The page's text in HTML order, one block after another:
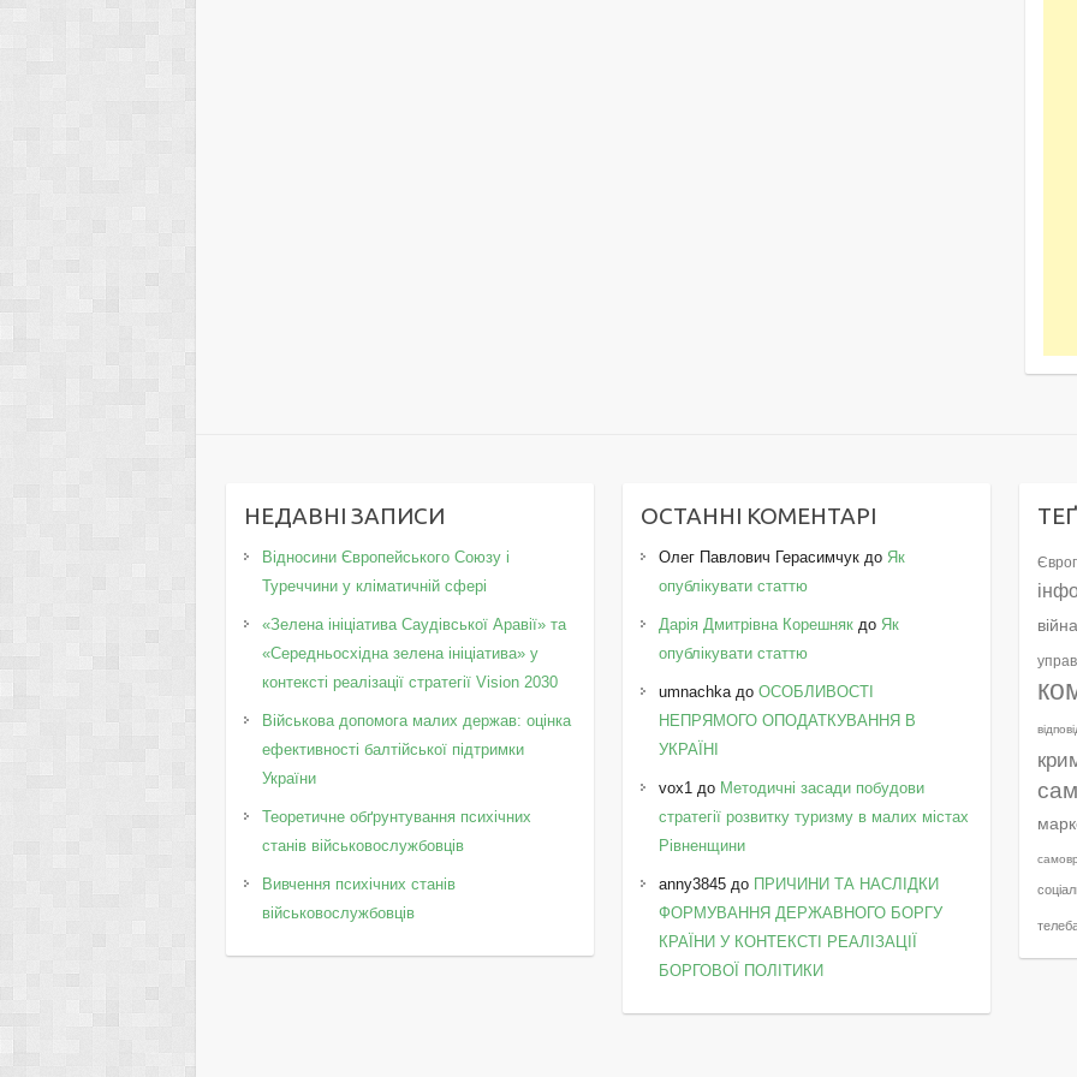
НЕДАВНІ ЗАПИСИ
Відносини Європейського Союзу і
Туреччини у кліматичній сфері
«Зелена ініціатива Саудівської Аравії» та
«Середньосхідна зелена ініціатива» у
контексті реалізації стратегії Vision 2030
Військова допомога малих держав: оцінка
ефективності балтійської підтримки
України
Теоретичне обґрунтування психічних
станів військовослужбовців
Вивчення психічних станів
військовослужбовців
ОСТАННІ КОМЕНТАРІ
Олег Павлович Герасимчук до Як
опублікувати статтю
Дарія Дмитрівна Корешняк до Як
опублікувати статтю
umnachkaдоОСОБЛИВОСТІ
НЕПРЯМОГО ОПОДАТКУВАННЯ В
УКРАЇНІ
vox1 до Методичні засади побудови
стратегії розвитку туризму в малих містах
Рівненщини
anny3845 до ПРИЧИНИ ТА НАСЛІДКИ
ФОРМУВАННЯ ДЕРЖАВНОГО БОРГУ
КРАЇНИ У КОНТЕКСТІ РЕАЛІЗАЦІЇ
БОРГОВОЇ ПОЛІТИКИ
війна